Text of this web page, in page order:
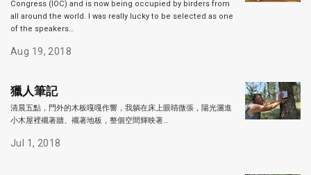
Congress (IOC) and is now being occupied by birders from
all around the world. I was really lucky to be selected as one
of the speakers…
Aug 19, 2018
獵人筆記
清晨五點，門外的木板嘎嘎作響，我躺在床上眼睛微張，陽光灑進
小木屋裡襯著牆、襯著地板，整個空間輝映著…
Jul 1, 2018